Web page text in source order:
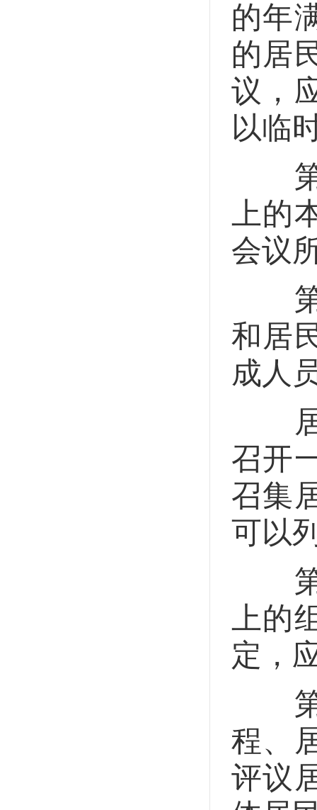
的年
的居
议，
以临
第
上的
会议
第
和居
成人
居
召开
召集
可以
第
上的
定，
第
程、
评议